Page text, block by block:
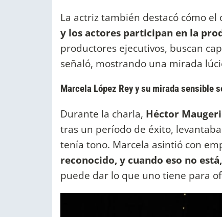
La actriz también destacó cómo el
y los actores participan en la
productores ejecutivos, buscan
señaló, mostrando una mirada
Marcela López Rey y su mirada sensible
Durante la charla, Héctor Maugeri
tras un período de éxito,
tenía tono. Marcela asintió con
reconocido, y cuando eso no
puede dar lo que uno tiene para